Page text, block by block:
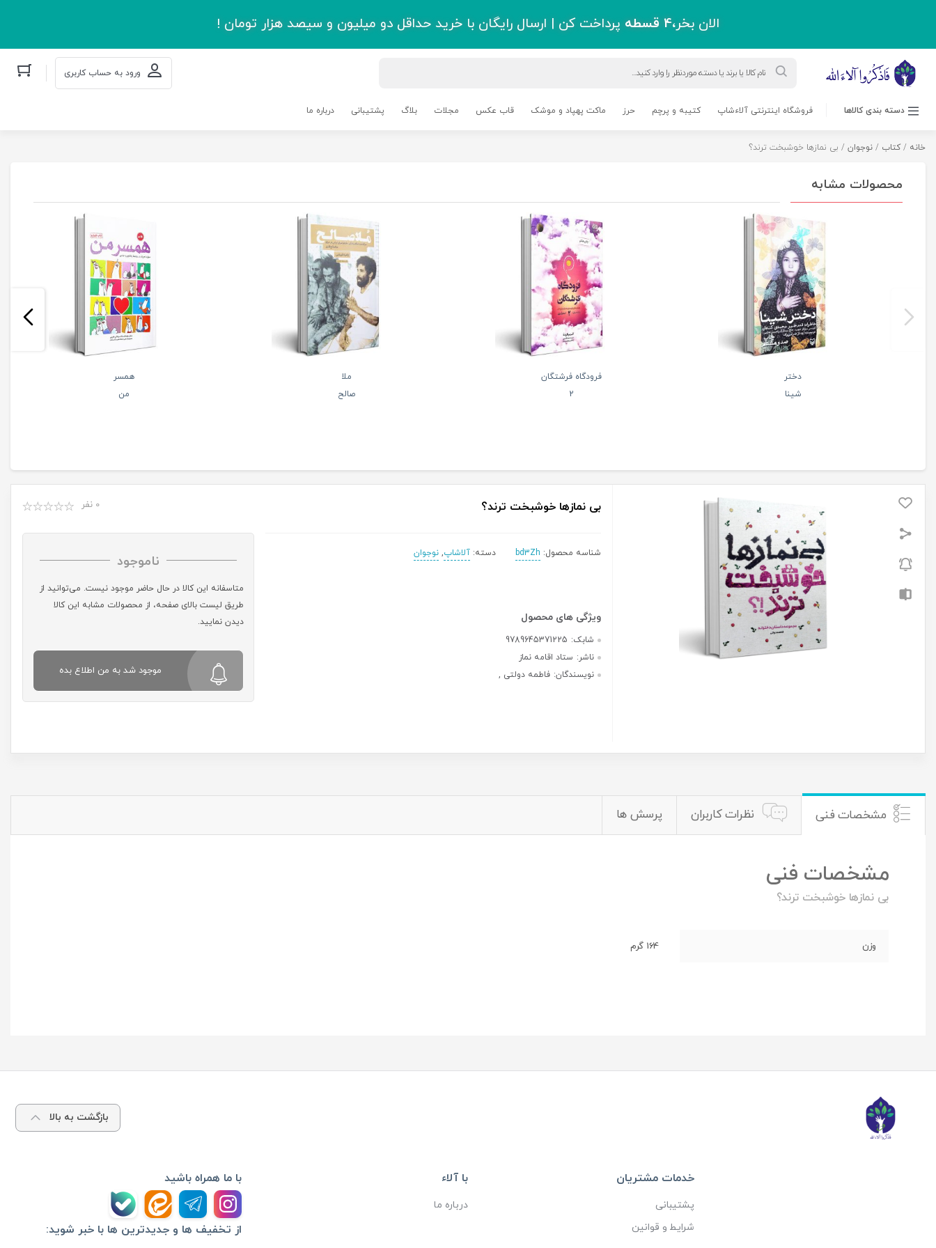
الان بخر،4 قسطه پرداخت کن | ارسال رایگان با خرید حداقل دو میلیون و سیصد هزار تومان !
search ورود به حساب کاربری
دسته بندی کالاها فروشگاه اینترنتی آلاءشاپ کتیبه و پرچم حرز ماکت پهپاد و موشک قاب عکس مجلات بلاگ پشتیبانی درباره ما
خانه / کتاب / نوجوان / بی نمازها خوشبخت ترند؟
محصولات مشابه
دختر
شینا
فرودگاه فرشتگان
2
ملا
صالح
همسر
من
بی نمازها خوشبخت ترند؟ 0 نفر
شناسه محصول: bd3Zh دسته: آلاشاپ, نوجوان
شابک: 9789645371225
ناشر: ستاد اقامه نماز
نویسندگان: فاطمه دولتی ,
ناموجود
متاسفانه این کالا در حال حاضر موجود نیست. می‌توانید از
طریق لیست بالای صفحه، از محصولات مشابه این کالا
دیدن نمایید.
موجود شد به من اطلاع بده
مشخصات فنی نظرات کاربران پرسش ها
مشخصات فنی
بی نمازها خوشبخت ترند؟
وزن 164 گرم
بازگشت به بالا
خدمات مشتریان
پشتیبانی
شرایط و قوانین
با آلاء
درباره ما
از تخفیف ها و جدیدترین ها با خبر شوید:
با ما همراه باشید